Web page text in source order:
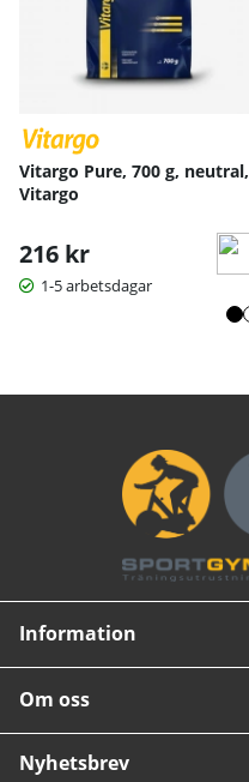
Vitargo Pure, 700 g, neutral,
Vitargo
216 kr
1-5 arbetsdagar
Information
Om oss
Nyhetsbrev